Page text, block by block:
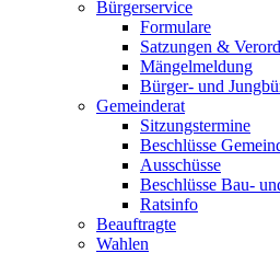
Bürgerservice
Formulare
Satzungen &
Mängelmeldung
Bürger- und
Gemeinderat
Sitzungstermine
Beschlüsse
Ausschüsse
Beschlüsse Bau-
Ratsinfo
Beauftragte
Wahlen